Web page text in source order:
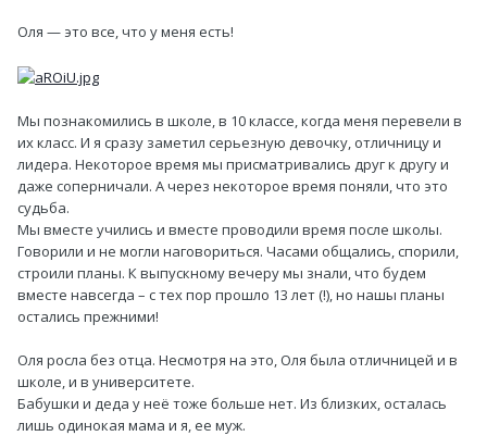
Оля — это все, что у меня есть!
Мы познакомились в школе, в 10 классе, когда меня перевели в
их класс. И я сразу заметил серьезную девочку, отличницу и
лидера. Некоторое время мы присматривались друг к другу и
даже соперничали. А через некоторое время поняли, что это
судьба.
Мы вместе учились и вместе проводили время после школы.
Говорили и не могли наговориться. Часами общались, спорили,
строили планы. К выпускному вечеру мы знали, что будем
вместе навсегда – с тех пор прошло 13 лет (!), но нашы планы
остались прежними!
Оля росла без отца. Несмотря на это, Оля была отличницей и в
школе, и в университете.
Бабушки и деда у неё тоже больше нет. Из близких, осталась
лишь одинокая мама и я, ее муж.